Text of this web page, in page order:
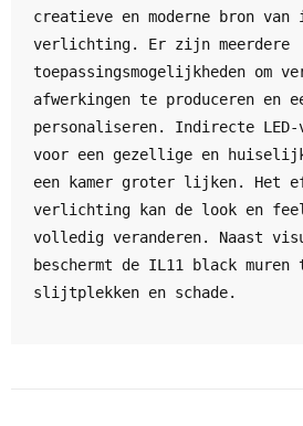
creatieve en moderne bron van
verlichting. Er zijn meerdere
toepassingsmogelijkheden om
afwerkingen te produceren en
personaliseren. Indirecte
voor een gezellige en
een kamer groter lijken. Het
verlichting kan de look en
volledig veranderen. Naast
beschermt de IL11 black
slijtplekken en schade.